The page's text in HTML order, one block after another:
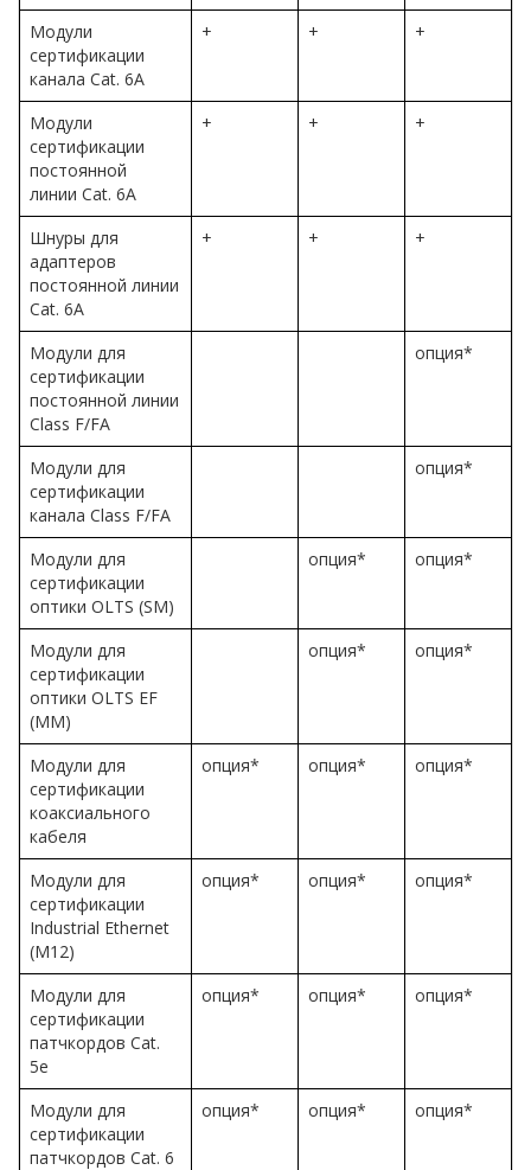
Модули
сертификации
канала Cat. 6A
+ + +
Модули
сертификации
постоянной
линии Cat. 6A
+ + +
Шнуры для
адаптеров
постоянной линии
Cat. 6A
+ + +
Модули для
сертификации
постоянной линии
Class F/FA
опция*
Модули для
сертификации
канала Class F/FA
опция*
Модули для
сертификации
оптики OLTS (SM)
опция* опция*
Модули для
сертификации
оптики OLTS EF
(MM)
опция* опция*
Модули для
сертификации
коаксиального
кабеля
опция* опция* опция*
Модули для
сертификации
Industrial Ethernet
(M12)
опция* опция* опция*
Модули для
сертификации
патчкордов Cat.
5e
опция* опция* опция*
Модули для
сертификации
патчкордов Cat. 6
опция* опция* опция*